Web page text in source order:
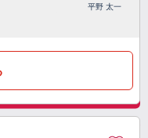
平野 太一